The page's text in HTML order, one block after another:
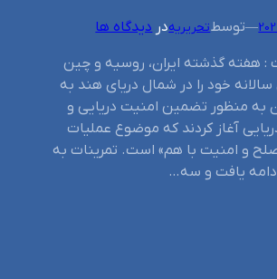
—توسطتحریریهدردیدگاه ها
: هفته گذشته ایران، روسیه و چین
خود را در شمال دریای هند به
به منظور تضمین امنیت دریایی و
آغاز کردند که موضوع عملیات
و امنیت با هم» است. تمرینات به
یافت و سه…